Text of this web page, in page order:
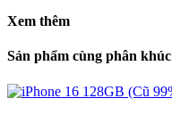
Xem thêm
Sản phẩm cùng phân khúc